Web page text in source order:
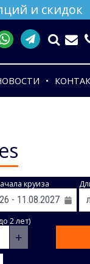
и скидок
круиза
2 лет)
+